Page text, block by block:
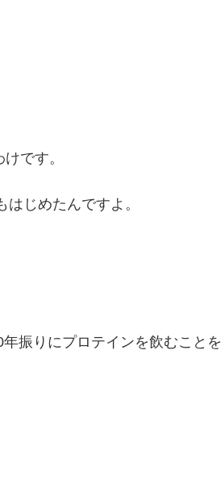
です。
はじめたんですよ。
年振りにプロテインを飲むことを